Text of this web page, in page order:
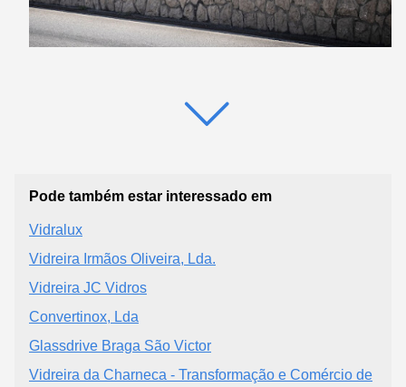
Pode também estar interessado em
Vidralux
Vidreira Irmãos Oliveira, Lda.
Vidreira JC Vidros
Convertinox, Lda
Glassdrive Braga São Victor
Vidreira da Charneca - Transformação e Comércio de